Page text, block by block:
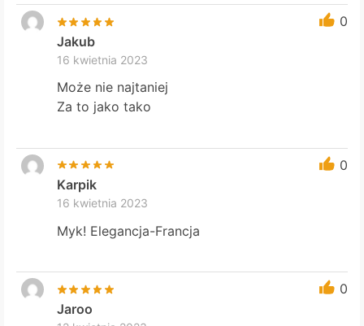
0
Jakub
16 kwietnia 2023
Może nie najtaniej
Za to jako tako
0
Karpik
16 kwietnia 2023
Myk! Elegancja-Francja
0
Jaroo